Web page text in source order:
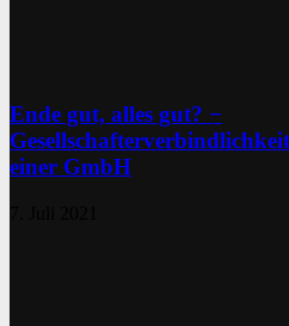
Ende gut, alles gut? −
einer GmbH